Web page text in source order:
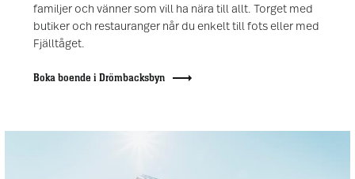
familjer och vänner som vill ha nära till allt. Torget med
butiker och restauranger når du enkelt till fots eller med
Fjälltåget.
Boka boende i Drömbacksbyn